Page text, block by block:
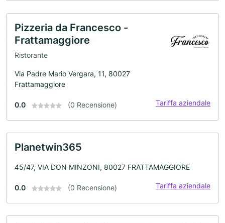
Pizzeria da Francesco -
Frattamaggiore
Ristorante
Via Padre Mario Vergara, 11, 80027
Frattamaggiore
0.0 (0 Recensione) Tariffa aziendale
Planetwin365
45/47, VIA DON MINZONI, 80027 FRATTAMAGGIORE
0.0 (0 Recensione) Tariffa aziendale